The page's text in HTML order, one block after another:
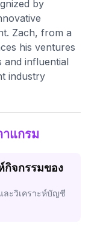
by
Zach, from a
his ventures
and influential
industry
แกรม
กิจกรรมของ
ละวิเคราะห์บัญชี